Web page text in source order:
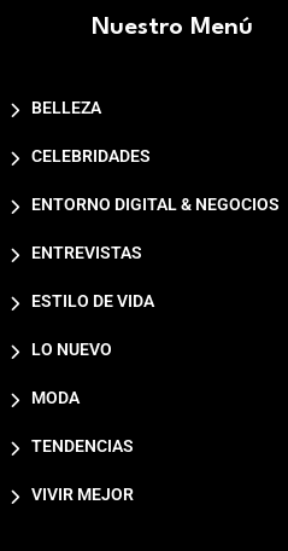
Nuestro Menú
BELLEZA
CELEBRIDADES
ENTORNO DIGITAL & NEGOCIOS
ENTREVISTAS
ESTILO DE VIDA
LO NUEVO
MODA
TENDENCIAS
VIVIR MEJOR
tendencia